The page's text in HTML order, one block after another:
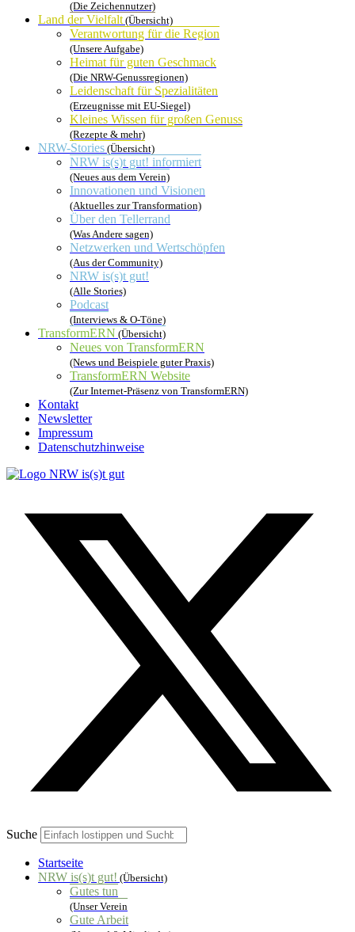
(Die Zeichennutzer)
Land der Vielfalt(Übersicht)
Verantwortung für die Region
(Unsere Aufgabe)
Heimat für guten Geschmack
(Die NRW-Genussregionen)
Leidenschaft für Spezialitäten
(Erzeugnisse mit EU-Siegel)
Kleines Wissen für großen Genuss
(Rezepte & mehr)
NRW-Stories (Übersicht)
NRW is(s)t gut! informiert
(Neues aus dem Verein)
Innovationen und Visionen
(Aktuelles zur Transformation)
Über den Tellerrand
(Was Andere sagen)
Netzwerken und Wertschöpfen
(Aus der Community)
NRW is(s)t gut!
(Alle Stories)
Podcast
(Interviews & O-Töne)
TransformERN (Übersicht)
Neues von TransformERN
(News und Beispiele guter Praxis)
TransformERN Website
(Zur Internet-Präsenz von TransformERN)
Kontakt
Newsletter
Impressum
Datenschutzhinweise
Suche
Startseite
NRW is(s)t gut! (Übersicht)
Gutes tun
(Unser Verein
Gute Arbeit